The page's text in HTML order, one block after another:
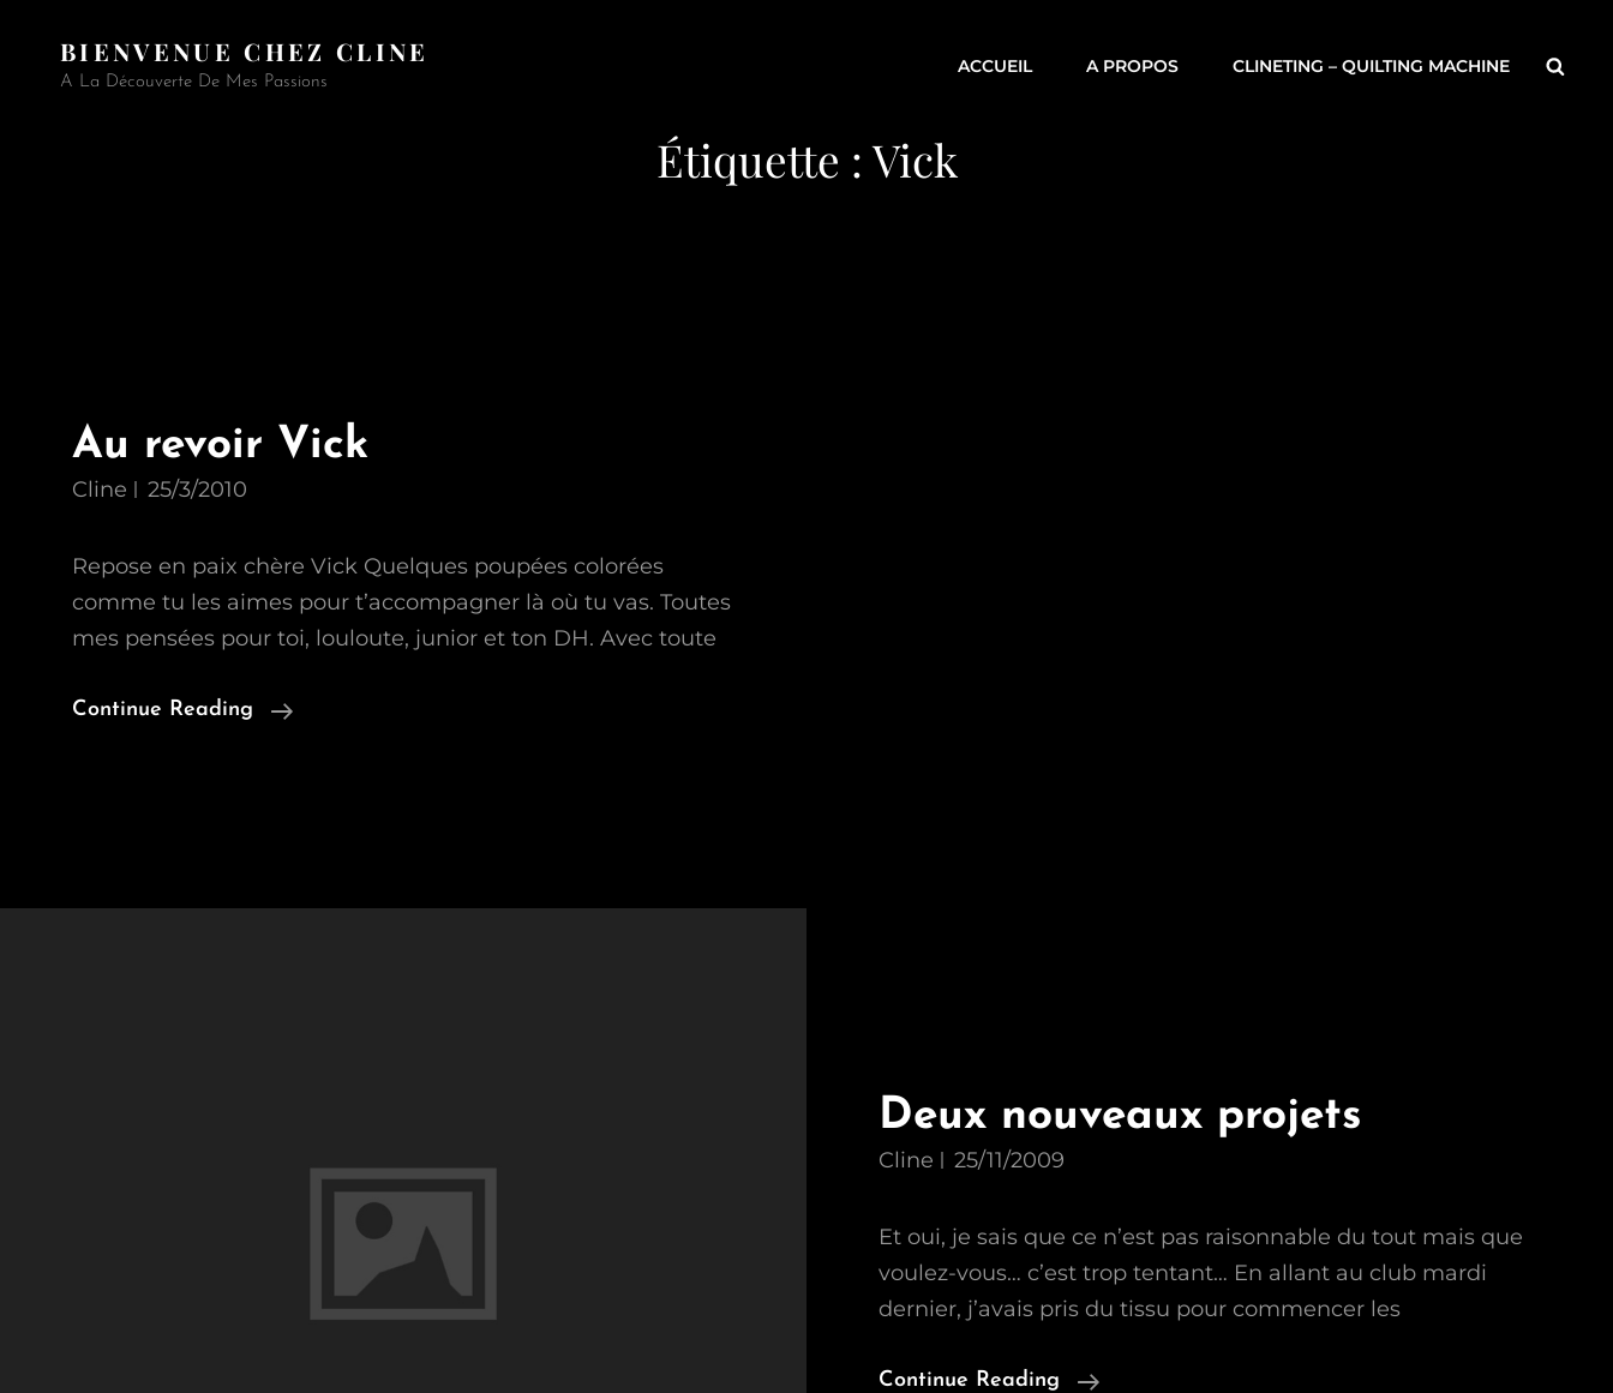
BIENVENUE CHEZ CLINE
A La Découverte De Mes Passions
ACCUEIL A PROPOS CLINETING – QUILTING MACHINE
Étiquette :Vick
Au revoir Vick
Cline 25/3/2010
Repose en paix chère Vick Quelques poupées colorées
comme tu les aimes pour t’accompagner là où tu vas. Toutes
mes pensées pour toi, louloute, junior et ton DH. Avec toute
Continue Reading
Au
Deux nouveaux projets
Cline 25/11/2009
Et oui, je sais que ce n’est pas raisonnable du tout mais que
voulez-vous… c’est trop tentant… En allant au club mardi
dernier, j’avais pris du tissu pour commencer les
Continue Reading
Deux